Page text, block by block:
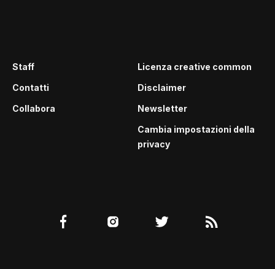
Staff
Contatti
Collabora
Licenza creative common
Disclaimer
Newsletter
Cambia impostazioni della
privacy